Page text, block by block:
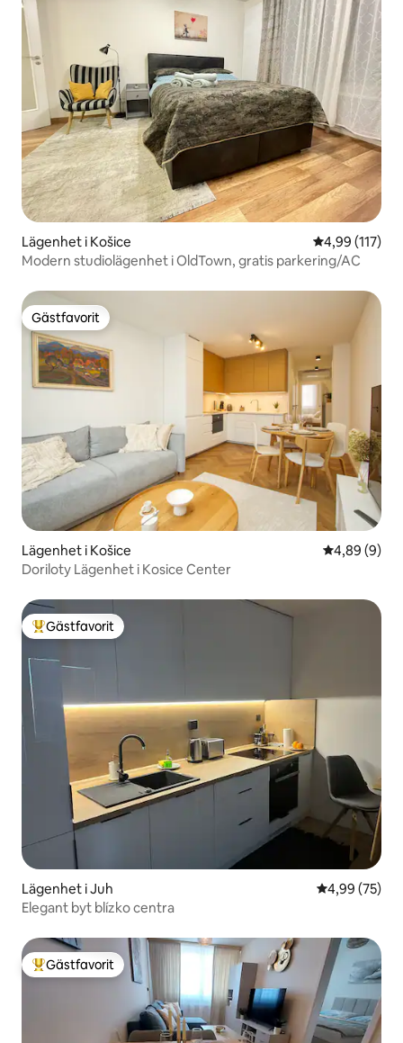
Lägenhet i Košice 4,99 av 5 i
4,99 (117)
Modern studiolägenhet i OldTown, gratis parkering/AC
Gästfavorit
Gästfavorit
Lägenhet i Košice 4,89 av 5 i
4,89 (9)
Doriloty Lägenhet i Kosice Center
Populär gästfavorit
Gästfavorit
Lägenhet i Juh 4,99 av 5 i
4,99 (75)
Elegant byt blízko centra
Populär gästfavorit
Gästfavorit